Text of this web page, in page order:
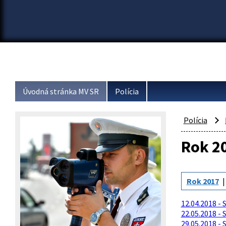
Úvodná stránka MV SR Polícia
Polícia
Rok
Rok 2017
12.04.2018
22.05.2018
29.05.2018